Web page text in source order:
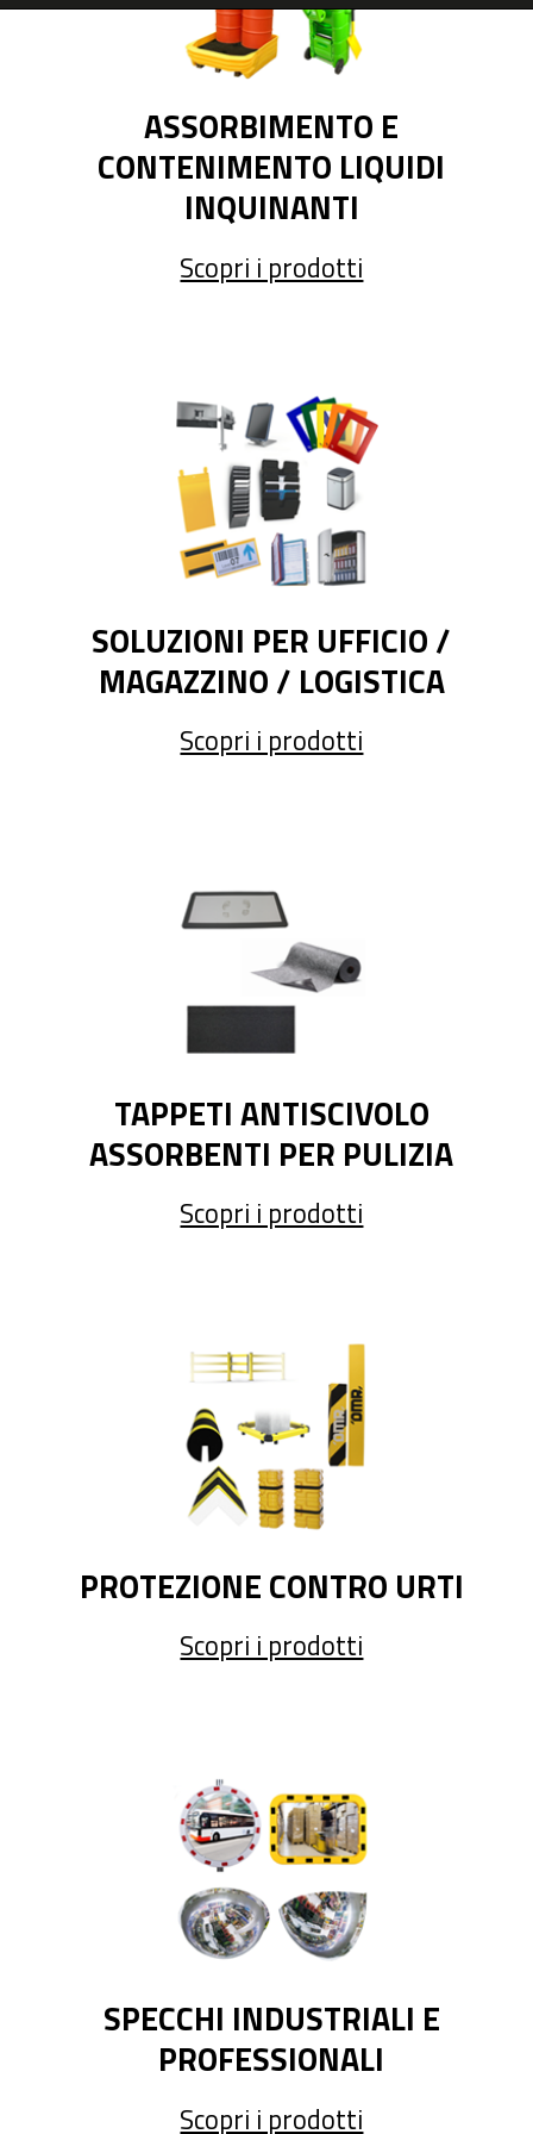
ASSORBIMENTO E
CONTENIMENTO LIQUIDI
INQUINANTI
Scopri i prodotti
SOLUZIONI PER UFFICIO /
MAGAZZINO / LOGISTICA
Scopri i prodotti
TAPPETI ANTISCIVOLO
ASSORBENTI PER PULIZIA
Scopri i prodotti
PROTEZIONE CONTRO URTI
Scopri i prodotti
SPECCHI INDUSTRIALI E
PROFESSIONALI
Scopri i prodotti